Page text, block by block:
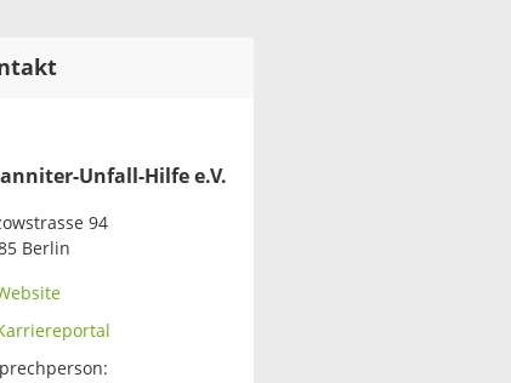
Unfall-Hilfe e.V.
94
Berlin